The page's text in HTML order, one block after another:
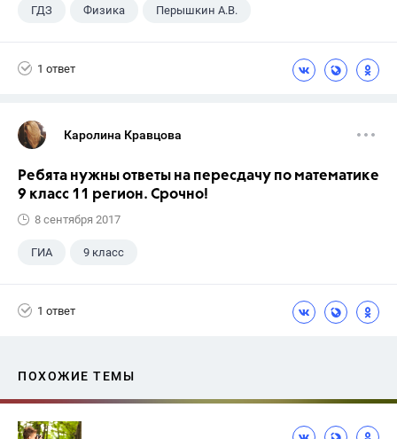
ГДЗ Физика Перышкин А.В.
1 ответ
Каролина Кравцова
Ребята нужны ответы на пересдачу по математике
9 класс 11 регион. Срочно!
8 сентября 2017
ГИА 9 класс
1 ответ
ПОХОЖИЕ ТЕМЫ